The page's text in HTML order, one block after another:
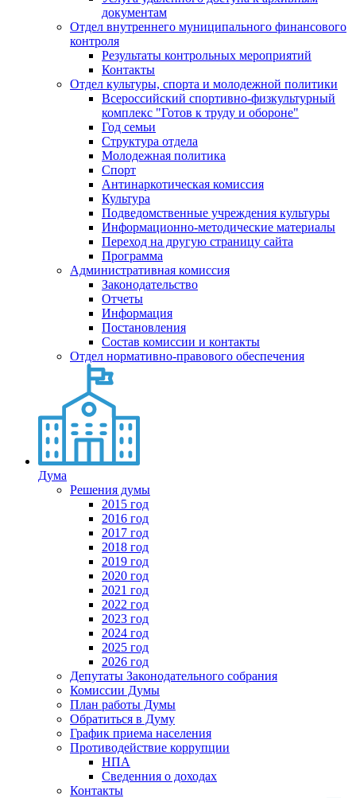
документам
Отдел внутреннего муниципального финансового
контроля
Результаты контрольных мероприятий
Контакты
Отдел культуры, спорта и молодежной политики
Всероссийский спортивно-физкультурный
комплекс "Готов к труду и обороне"
Год семьи
Структура отдела
Молодежная политика
Спорт
Антинаркотическая комиссия
Культура
Подведомственные учреждения культуры
Информационно-методические материалы
Переход на другую страницу сайта
Программа
Административная комиссия
Законодательство
Отчеты
Информация
Постановления
Состав комиссии и контакты
Отдел нормативно-правового обеспечения
Дума
Решения думы
2015 год
2016 год
2017 год
2018 год
2019 год
2020 год
2021 год
2022 год
2023 год
2024 год
2025 год
2026 год
Депутаты Законодательного собрания
Комиссии Думы
План работы Думы
Обратиться в Думу
График приема населения
Противодействие коррупции
НПА
Сведенния о доходах
Контакты